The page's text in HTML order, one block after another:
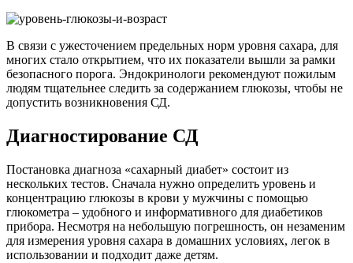
В связи с ужесточением предельных норм уровня сахара, для
многих стало открытием, что их показатели вышли за рамки
безопасного порога. Эндокринологи рекомендуют пожилым
людям тщательнее следить за содержанием глюкозы, чтобы не
допустить возникновения СД.
Диагностирование СД
Постановка диагноза «сахарный диабет» состоит из
нескольких тестов. Сначала нужно определить уровень и
концентрацию глюкозы в крови у мужчины с помощью
глюкометра – удобного и информативного для диабетиков
прибора. Несмотря на небольшую погрешность, он незаменим
для измерения уровня сахара в домашних условиях, легок в
использовании и подходит даже детям.